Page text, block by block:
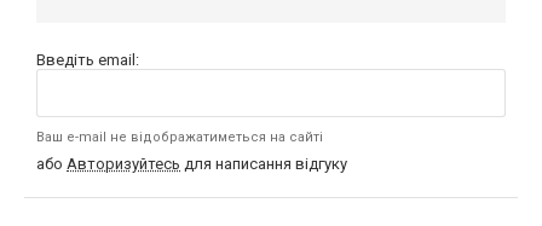
Введіть email:
Ваш e-mail не відображатиметься на сайті
або Авторизуйтесь для написання відгуку